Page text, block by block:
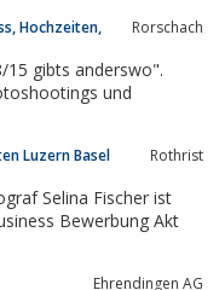
Hochzeiten,
Rorschach
gibts anderswo".
Luzern Basel
Rothrist
Selina Fischer ist
Bewerbung Akt
Ehrendingen AG